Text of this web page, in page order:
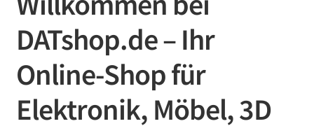
Mein Account
Kontakt
DATshop.de – Ihr
Online-Shop für
Elektronik, Möbel, 3D